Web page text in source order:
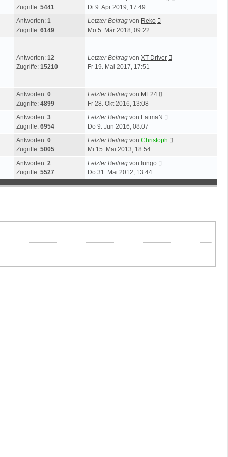
Zugriffe: 5441
Di 9. Apr 2019, 17:49
Antworten: 1
Zugriffe: 6149
Letzter Beitrag von Reko
Mo 5. Mär 2018, 09:22
Antworten: 12
Zugriffe: 15210
Letzter Beitrag von XT-Driver
Fr 19. Mai 2017, 17:51
Antworten: 0
Zugriffe: 4899
Letzter Beitrag von ME24
Fr 28. Okt 2016, 13:08
Antworten: 3
Zugriffe: 6954
Letzter Beitrag von FatmaN
Do 9. Jun 2016, 08:07
Antworten: 0
Zugriffe: 5005
Letzter Beitrag von Christoph
Mi 15. Mai 2013, 18:54
Antworten: 2
Zugriffe: 5527
Letzter Beitrag von lungo
Do 31. Mai 2012, 13:44